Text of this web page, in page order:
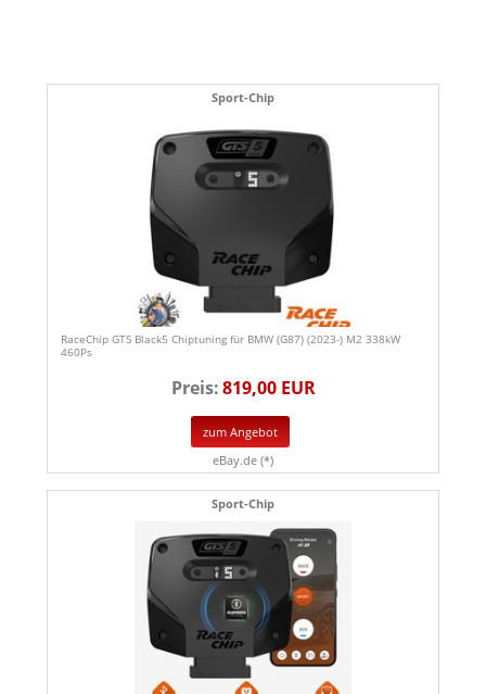
Sport-Chip
RaceChip GTS Black5 Chiptuning für BMW (G87) (2023-) M2 338kW
460Ps
Preis:819,00 EUR
zum Angebot
eBay.de (*)
Sport-Chip